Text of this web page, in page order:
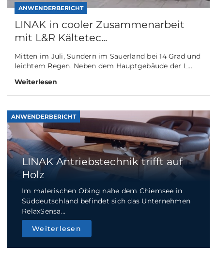
ANWENDERBERICHT
LINAK in cooler Zusammenarbeit
mit L&R Kältetec...
Mitten im Juli, Sundern im Sauerland bei 14 Grad und
leichtem Regen. Neben dem Hauptgebäude der L...
Weiterlesen
ANWENDERBERICHT
LINAK Antriebstechnik trifft auf
Holz
Im malerischen Obing nahe dem Chiemsee in
Süddeutschland befindet sich das Unternehmen
RelaxSensa...
Weiterlesen